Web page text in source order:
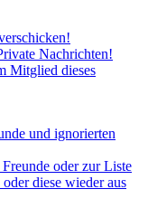
Nachrichten!
Mitglied dieses
und ignorierten
oder zur Liste
diese wieder aus